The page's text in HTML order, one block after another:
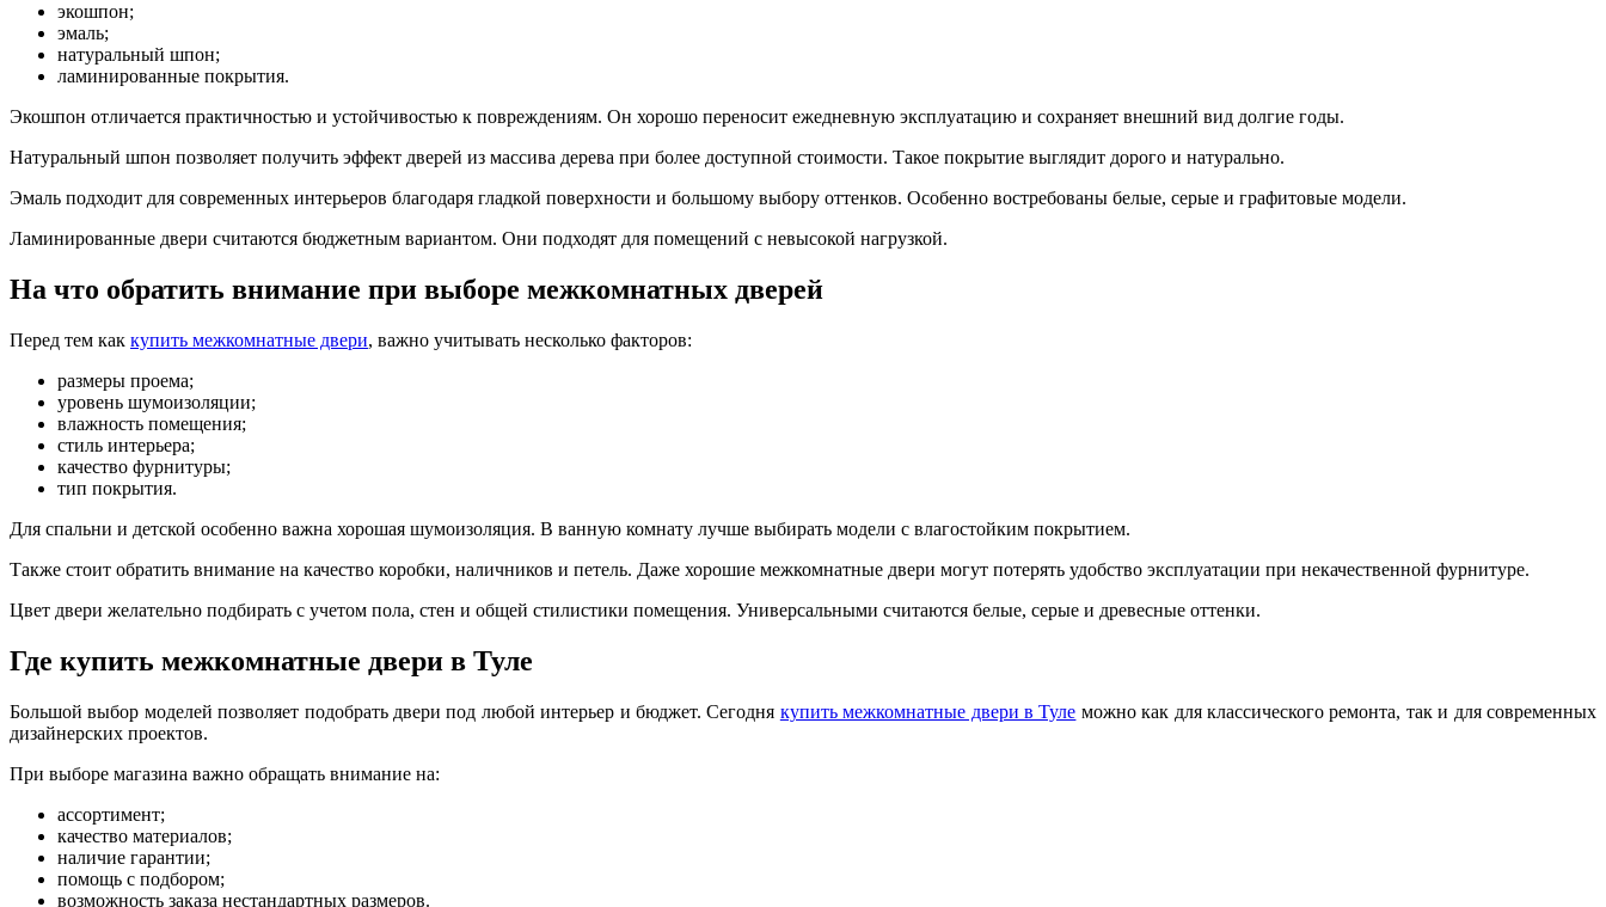
экошпон;
эмаль;
натуральный шпон;
ламинированные покрытия.
Экошпон отличается практичностью и устойчивостью к повреждениям. Он хорошо переносит ежедневную эксплуатацию и сохраняет внешний вид долгие годы.
Натуральный шпон позволяет получить эффект дверей из массива дерева при более доступной стоимости. Такое покрытие выглядит дорого и натурально.
Эмаль подходит для современных интерьеров благодаря гладкой поверхности и большому выбору оттенков. Особенно востребованы белые, серые и графитовые модели.
Ламинированные двери считаются бюджетным вариантом. Они подходят для помещений с невысокой нагрузкой.
На что обратить внимание при выборе межкомнатных дверей
Перед тем как купить межкомнатные двери, важно учитывать несколько факторов:
размеры проема;
уровень шумоизоляции;
влажность помещения;
стиль интерьера;
качество фурнитуры;
тип покрытия.
Для спальни и детской особенно важна хорошая шумоизоляция. В ванную комнату лучше выбирать модели с влагостойким покрытием.
Также стоит обратить внимание на качество коробки, наличников и петель. Даже хорошие межкомнатные двери могут потерять удобство эксплуатации при некачественной фурнитуре.
Цвет двери желательно подбирать с учетом пола, стен и общей стилистики помещения. Универсальными считаются белые, серые и древесные оттенки.
Где купить межкомнатные двери в Туле
Большой выбор моделей позволяет подобрать двери под любой интерьер и бюджет. Сегодня купить межкомнатные двери в Туле можно как для классического ремонта, так и для современных
дизайнерских проектов.
При выборе магазина важно обращать внимание на:
ассортимент;
качество материалов;
наличие гарантии;
помощь с подбором;
возможность заказа нестандартных размеров.